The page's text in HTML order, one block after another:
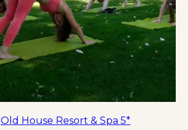
Old House Resort & Spa 5*